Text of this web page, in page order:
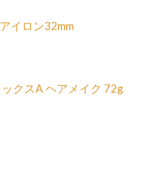
イロン32mm
クスA ヘアメイク 72g